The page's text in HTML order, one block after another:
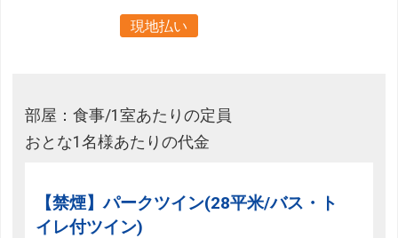
現地払い
部屋：食事/1室あたりの定員
おとな1名様あたりの代金
【禁煙】パークツイン(28平米/バス・ト
イレ付ツイン)